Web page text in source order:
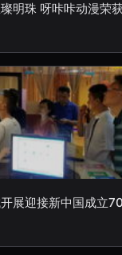
明珠 呀咔咔动漫荣
展迎接新中国成立